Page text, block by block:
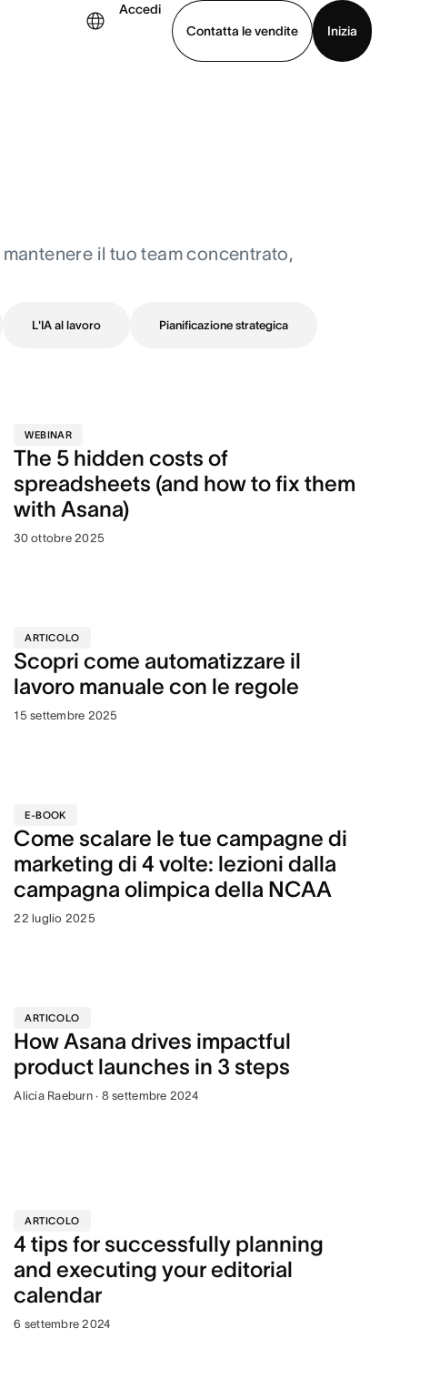
Accedi
Contatta le vendite
Inizia
il tuo team concentrato,
L'IA al lavoro Pianificazione strategica
WEBINAR
The 5 hidden costs of
spreadsheets (and how to fix them
with Asana)
30 ottobre 2025
ARTICOLO
Scopri come automatizzare il
lavoro manuale con le regole
15 settembre 2025
E-BOOK
Come scalare le tue campagne di
marketing di 4 volte: lezioni dalla
campagna olimpica della NCAA
22 luglio 2025
ARTICOLO
How Asana drives impactful
product launches in 3 steps
Alicia Raeburn · 8 settembre 2024
ARTICOLO
4 tips for successfully planning
and executing your editorial
calendar
6 settembre 2024